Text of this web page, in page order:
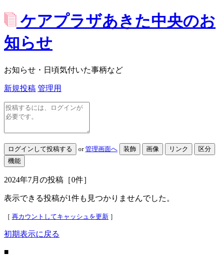
ケアプラザあきた中央のお
知らせ
お知らせ・日頃気付いた事柄など
新規投稿 管理用
or管理画面へ
2024年7月 の投稿 ［0件］
表示できる投稿が1件も見つかりませんでした。
［ 再カウントしてキャッシュを更新 ］
初期表示に戻る
■